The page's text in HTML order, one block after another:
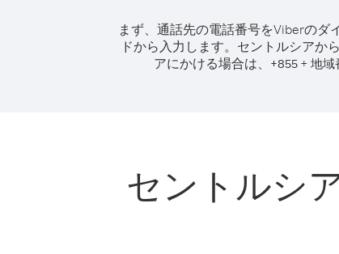
まず、通話先の電話番号をViberのダ
ドから入力します。 セントルシアか
アにかける場合は、 +855 + 地域
セントルシ